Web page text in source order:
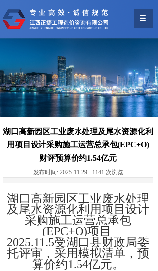
湖口高新园区工业废水处理及尾水资源化利
用项目设计采购施工运营总承包(EPC+O)
财评预算价约1.54亿元
发布时间: 2025-11-29 1141 次浏览
湖口高新园区工业废水处理
及尾水资源化利用项目设计
采购施工运营总承包
(EPC+O)项目
2025.11.5受湖口县财政局委
托评审， 采用模拟清单， 预
算价约1.54亿元。